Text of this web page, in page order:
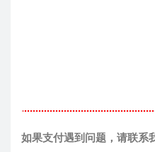
如果支付遇到问题，请联系